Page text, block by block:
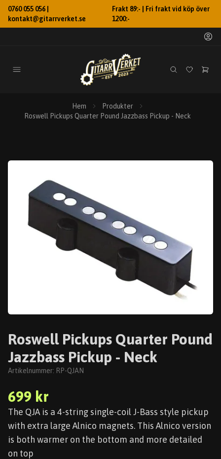
0760 055 056 |
kontakt@gitarrverket.se
Frakt 89:- | Fri frakt vid köp över
1200:-
Hem
Produkter
Roswell Pickups Quarter Pound Jazzbass Pickup - Neck
Roswell Pickups Quarter Pound
Jazzbass Pickup - Neck
Artikelnummer: RP-QJAN
699 kr
The QJA is a 4-string single-coil J-Bass style pickup
with extra large Alnico magnets. This Alnico version
is both warmer on the bottom and more detailed
on top